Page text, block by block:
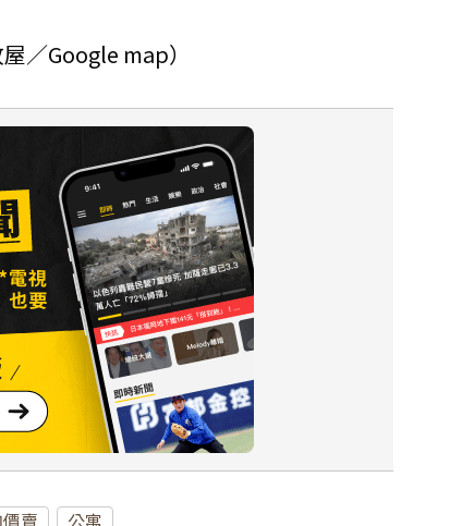
／Google map）
賣 公寓